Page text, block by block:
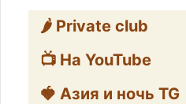
🌶️ Private club
📺 На YouTube
🍓 Азия и ночь TG